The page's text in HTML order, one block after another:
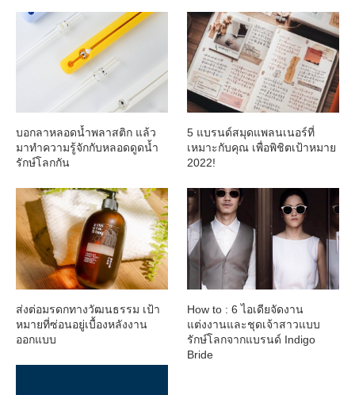
บอกลาหลอดน้ำพลาสติก แล้ว
มาทำความรู้จักกับหลอดดูดน้ำ
รักษ์โลกกัน
5 แบรนด์สมุดแพลนเนอร์ที่
เหมาะกับคุณ เพื่อพิชิตเป้าหมาย
2022!
ส่งต่อมรดกทางวัฒนธรรม เป้า
หมายที่ซ่อนอยู่เบื้องหลังงาน
ออกแบบ
How to : 6 ไอเดียจัดงาน
แต่งงานและชุดเจ้าสาวแบบ
รักษ์โลกจากแบรนด์ Indigo
Bride